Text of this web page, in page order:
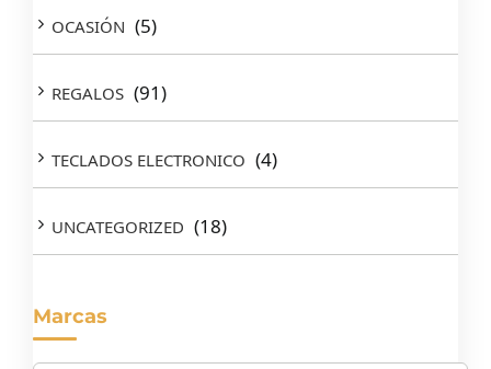
OCASIÓN (5)
REGALOS (91)
TECLADOS ELECTRONICO (4)
UNCATEGORIZED (18)
Marcas